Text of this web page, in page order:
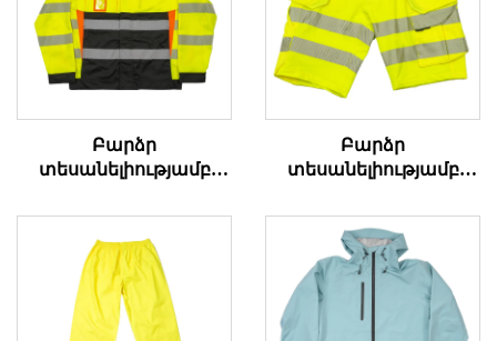
Բարձր
տեսանելիությամբ
վերարկու
Բարձր
տեսանելիությամբ
աշխատանքային
կարճ տաբատներ